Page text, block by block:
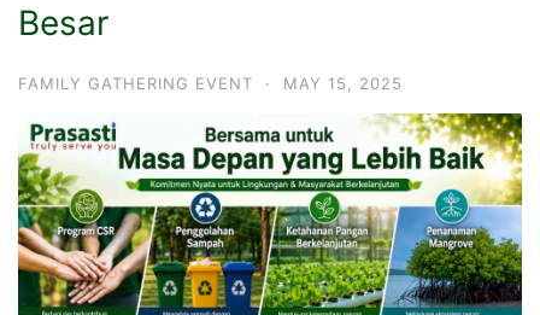
Besar
FAMILY GATHERING EVENT · MAY 15, 2025